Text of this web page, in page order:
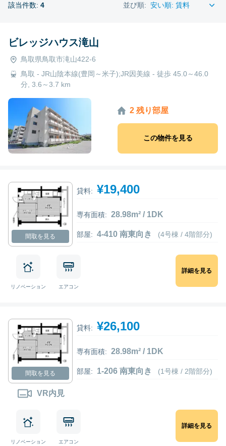
該当件数: 4 並び順:
ビレッジハウス滝山
鳥取県鳥取市滝山422-6
鳥取 - JR山陰本線(豊岡～米子);JR因美線 - 徒歩 45.0～46.0
分, 3.6～3.7 km
2 残り部屋
この物件を見る
間取を見る
貸料: ¥19,400
専有面積: 28.98m² / 1DK
部屋: 4-410 南東向き (4号棟 / 4階部分)
リノベーション エアコン
詳細を見る
間取を見る
VR内見
貸料: ¥26,100
専有面積: 28.98m² / 1DK
部屋: 1-206 南東向き (1号棟 / 2階部分)
リノベーション エアコン
詳細を見る